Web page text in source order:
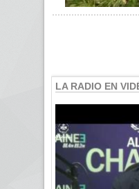
LA RADIO EN